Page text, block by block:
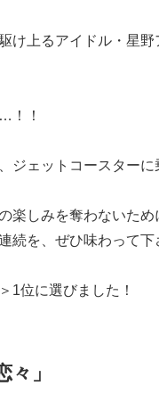
上るアイドル・星野
！！
ジェットコースターに
楽しみを奪わないため
を、ぜひ味わって下
1位に選びました！
」